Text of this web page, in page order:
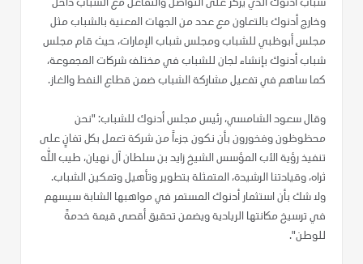
شباب أدنوك الذي يركز على التواصل والتفاعل مع الشباب داخل
وخارج أدنوك بالتعاون مع عدد من الجهات المعنية بالشباب مثل
مجلس أبوظبي للشباب ومجلس شباب الإمارات، حيث قام مجلس
شباب أدنوك بإنشاء لجان للشباب في مختلف شركات المجموعة،
كما ساهم في تفعيل مشاركة الشباب ضمن قطاع النفط والغاز.
وقال سعود الشامسي، رئيس مجلس أدنوك للشباب: "نحن
محظوظون وفخورون بأن نكون جزءاً من شركة تعمل بكل تفانٍ على
تنفيذ رؤية الأب المؤسس الشيخ زايد بن سلطان آل نهيان، طيب الله
ثراه، وقيادتنا الرشيدة، المتمثلة بتطوير وتأهيل وتمكين الشباب.
ولا شك بأن استثمار أدنوك المستمر في مواهبها الشابة سيسهم
في ترسيخ مكانتها الريادية ويضمن تحقيق أقصى قيمة خدمةً
للوطن".